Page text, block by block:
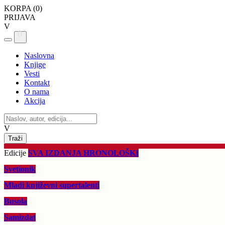
KORPA (0)
PRIJAVA
V
0
Naslovna
Knjige
Vesti
Kontakt
O nama
Akcija
V
Edicije SVA IZDANJA HRONOLOŠKI
Svetionik
Mladi književni supertalenti
Busola
Samizdat